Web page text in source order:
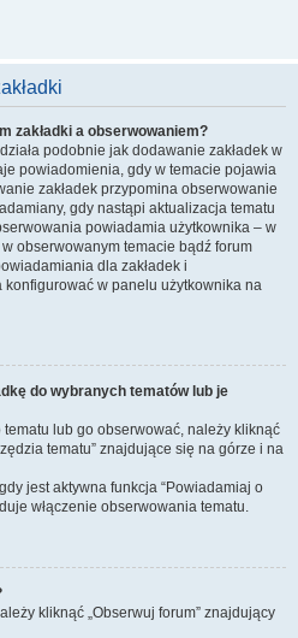
zakładki a obserwowaniem?
podobnie jak dodawanie zakładek w
powiadomienia, gdy w temacie pojawia
zakładek przypomina obserwowanie
gdy nastąpi aktualizacja tematu
powiadamia użytkownika – w
obserwowanym temacie bądź forum
dla zakładek i
w panelu użytkownika na
do wybranych tematów lub je
lub go obserwować, należy kliknąć
tematu” znajdujące się na górze i na
jest aktywna funkcja “Powiadamiaj o
włączenie obserwowania tematu.
kliknąć „Obserwuj forum” znajdujący